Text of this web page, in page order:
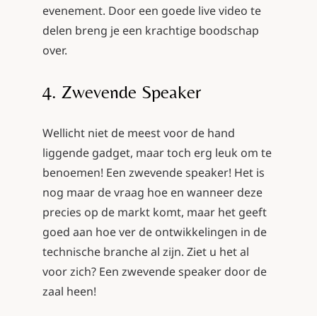
evenement. Door een goede live video te
delen breng je een krachtige boodschap
over.
4. Zwevende Speaker
Wellicht niet de meest voor de hand
liggende gadget, maar toch erg leuk om te
benoemen! Een zwevende speaker! Het is
nog maar de vraag hoe en wanneer deze
precies op de markt komt, maar het geeft
goed aan hoe ver de ontwikkelingen in de
technische branche al zijn. Ziet u het al
voor zich? Een zwevende speaker door de
zaal heen!